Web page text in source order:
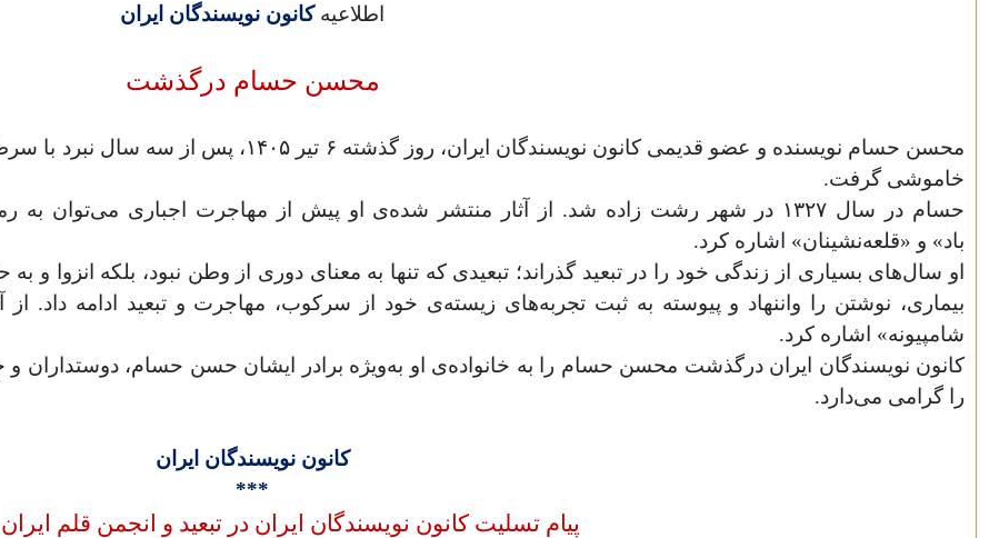
اطلاعیه کانون نویسندگان ایران
محسن حسام درگذشت
محسن حسام نویسنده و عضو قدیمی کانون نویسندگان ایران، روز گذشته ۶ تیر ۱۴۰۵، پس از سه سال نبرد با
خاموشی گرفت.
حسام در سال ۱۳۲۷ در شهر رشت زاده شد. از آثار منتشر شده‌ی او پیش از مهاجرت اجباری می‌توان به
باد» و «قلعه‌نشینان» اشاره کرد.
او سال‌های بسیاری از زندگی خود را در تبعید گذراند؛ تبعیدی که تنها به معنای دوری از وطن نبود، بلکه انزوا و
بیماری، نوشتن را واننهاد و پیوسته به ثبت تجربه‌های زیسته‌ی خود از سرکوب، مهاجرت و تبعید ادامه داد. از
شامپیونه» اشاره کرد.
کانون نویسندگان ایران درگذشت محسن حسام را به خانواده‌ی او به‌ویژه برادر ایشان حسن حسام، دوستداران
را گرامی می‌دارد.
کانون نویسندگان ایران
***
پیام تسلیت کانون نویسندگان ایران در تبعید و انجمن قلم ایران